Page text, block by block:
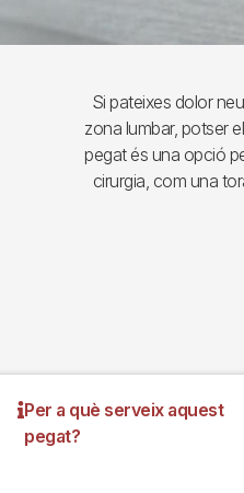
Si pateixes dolor
zona lumbar, potser
pegat és una opció
cirurgia, com una
Per a què serveix aquest
pegat?